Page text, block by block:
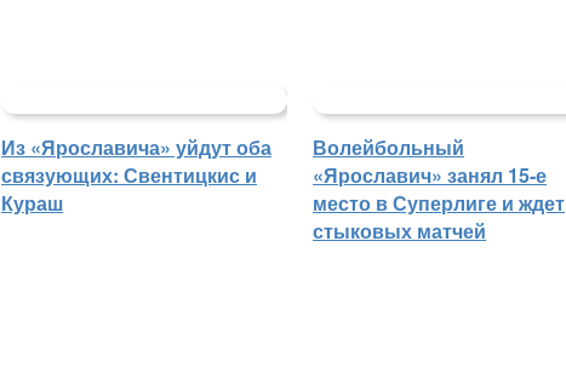
Из «Ярославича» уйдут оба
связующих: Свентицкис и
Кураш
Волейбольный
«Ярославич» занял 15-е
место в Суперлиге и ждет
стыковых матчей